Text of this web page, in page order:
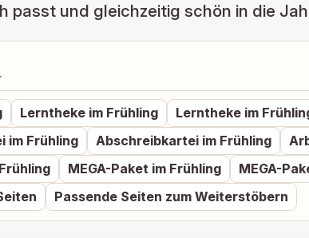
und gleichzeitig schön in die
Lerntheke im Frühling Lerntheke im
im Frühling Abschreibkartei im Frühling
MEGA-Paket im Frühling MEGA-
Passende Seiten zum Weiterstöbern